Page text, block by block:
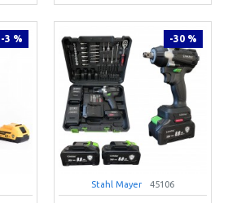
-3 % -30 %
Stahl Mayer 45106